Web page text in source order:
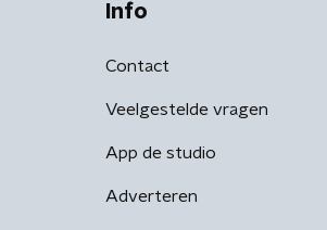
Info
Contact
Veelgestelde vragen
App de studio
Adverteren